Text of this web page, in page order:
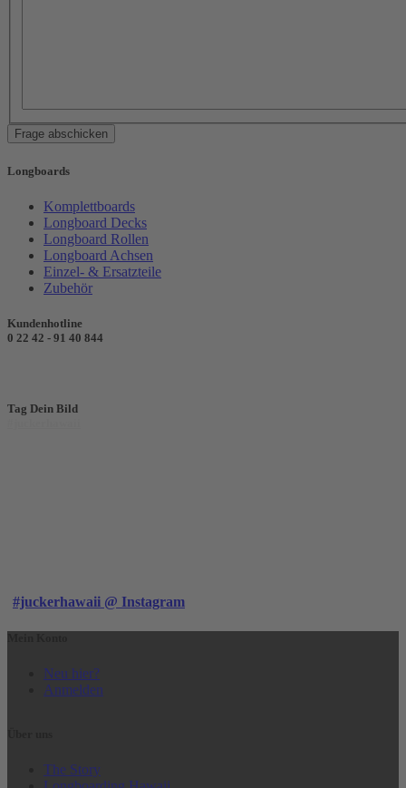
Frage abschicken
Longboards
Komplettboards
Longboard Decks
Longboard Rollen
Longboard Achsen
Einzel- & Ersatzteile
Zubehör
Kundenhotline
0 22 42 - 91 40 844
Tag Dein Bild
#juckerhawaii @ Instagram
Neu hier?
Anmelden
The Story